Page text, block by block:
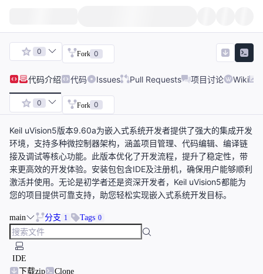
0 Fork 0
代码介绍 代码 Issues Pull Requests 项目讨论 Wiki
0 Fork 0
Keil uVision5版本9.60a为嵌入式系统开发者提供了强大的集成开发
环境，支持多种微控制器架构，涵盖项目管理、代码编辑、编译链
接及调试等核心功能。此版本优化了开发流程，提升了稳定性，带
来更高效的开发体验。安装包包含IDE及注册机，确保用户能够顺利
激活并使用。无论是初学者还是资深开发者，Keil uVision5都能为
您的项目提供可靠支持，助您轻松实现嵌入式系统开发目标。
main 分支 1 Tags 0
IDE
下载zip
Clone